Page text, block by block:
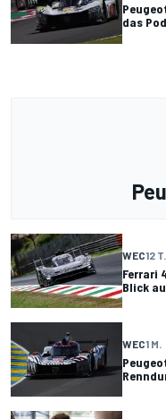
das
WEC12 T.
Ferrari
Blick
WEC1 M.